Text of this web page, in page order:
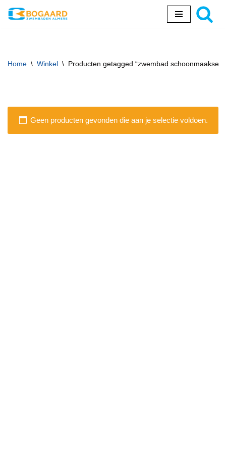
inhoud
Home \ Winkel \ Producten getagged “zwembad schoonmaakset”
Geen producten gevonden die aan je selectie voldoen.